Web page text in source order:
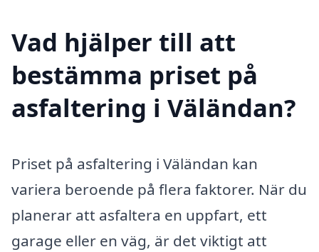
Vad hjälper till att
bestämma priset på
asfaltering i Väländan?
Priset på asfaltering i Väländan kan
variera beroende på flera faktorer. När du
planerar att asfaltera en uppfart, ett
garage eller en väg, är det viktigt att